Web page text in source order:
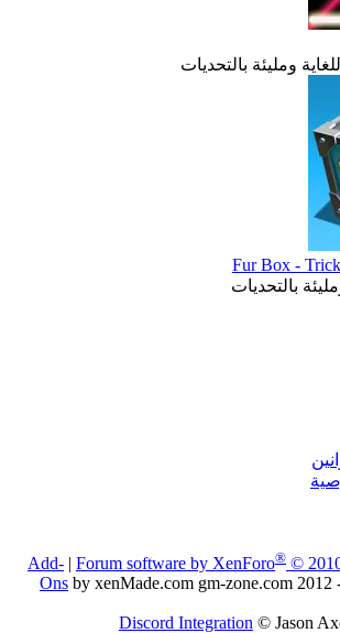
ومليئة بالتحديات
Fur Box -
بالتحديات
Forum software by XenForo® ©
|
Add-
Ons by xenMade.com gm-zone.com
Discord Integration © Jason